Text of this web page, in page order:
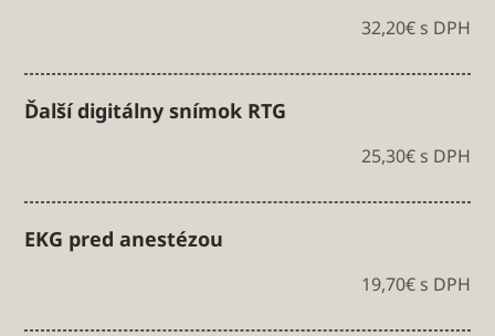
32,20€ s DPH
Ďalší digitálny snímok RTG
25,30€ s DPH
EKG pred anestézou
19,70€ s DPH